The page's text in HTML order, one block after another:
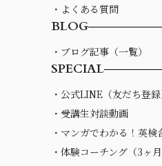
・よくある質問
BLOG
・ブログ記事（一覧）
SPECIAL
・公式LINE（友だち登録
・受講生対談動画
・マンガでわかる！英
・体験コーチング（3ヶ